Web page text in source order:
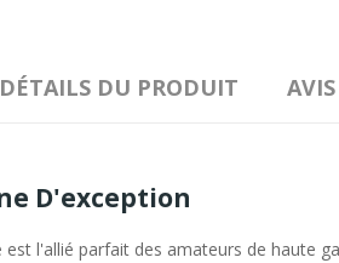
DÉTAILS DU PRODUIT AVIS
D'exception
l'allié parfait des amateurs de haute